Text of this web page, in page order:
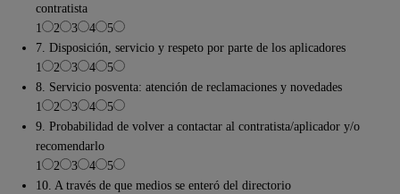
contratista
1
2 3 4
5
7. Disposición, servicio y respeto por parte de los aplicadores
1
2 3 4
5
8. Servicio posventa: atención de reclamaciones y novedades
1
2 3 4
5
9. Probabilidad de volver a contactar al contratista/aplicador y/o
recomendarlo
1
2 3 4
5
10. A través de que medios se enteró del directorio